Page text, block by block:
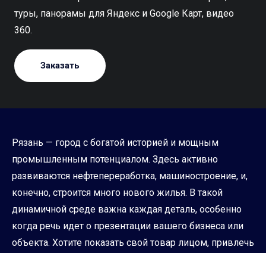
туры, панорамы для Яндекс и Google Карт, видео
360.
Заказать
Рязань — город с богатой историей и мощным
промышленным потенциалом. Здесь активно
развиваются нефтепереработка, машиностроение, и,
конечно, строится много нового жилья. В такой
динамичной среде важна каждая деталь, особенно
когда речь идет о презентации вашего бизнеса или
объекта. Хотите показать свой товар лицом, привлечь